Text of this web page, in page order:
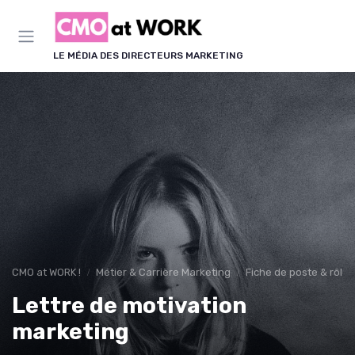
LE MÉDIA DES DIRECTEURS MARKETING
CMO at WORK ! Métier & Carrière Marketing Fiche de poste &
Lettre de motivation
marketing
Panneau de gestion des cookies